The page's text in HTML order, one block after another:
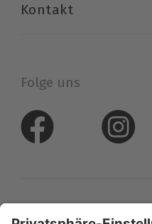
Kontakt
Folge uns